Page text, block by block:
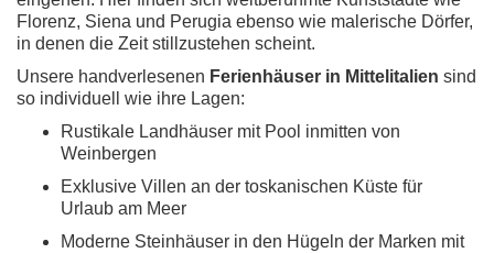
Florenz, Siena und Perugia ebenso wie malerische Dörfer,
in denen die Zeit stillzustehen scheint.
Unsere handverlesenen Ferienhäuser in Mittelitalien sind
so individuell wie ihre Lagen:
Rustikale Landhäuser mit Pool inmitten von
Weinbergen
Exklusive Villen an der toskanischen Küste für
Urlaub am Meer
Moderne Steinhäuser in den Hügeln der Marken mit